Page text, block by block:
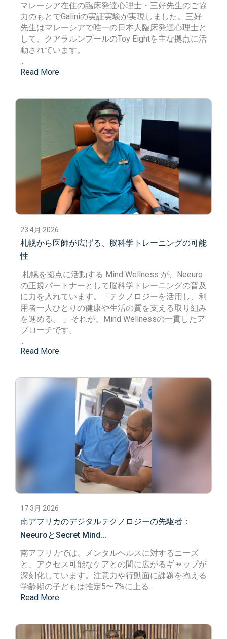
マレーシア在住の臨床発達心理士・三好先生のご協
力のもとでGaliniの実証実験が実現しました。三好
先生はマレーシアで唯一の日本人臨床発達心理士と
して、クアラルンプールのToy Eightを主な拠点に活
動されています。
...
Read More
23 4月 2026
札幌から医師が広げる、脳科学トレーニングの可能
性
札幌を拠点に活動する Mind Wellness が、Neeuro
の正規パートナーとして脳科学トレーニングの普及
に力を入れています。
「テクノロジーを活用し、利
用者一人ひとりの健康や生活の質を支える取り組み
を進める。 」それが、 Mind Wellnessの一貫したア
プローチです。
...
Read More
17 3月 2026
南アフリカのデジタルテクノロジーの先駆者：
NeeuroとSecret Mind...
南アフリカでは、メンタルヘルスに対するニーズ
と、アクセス可能なケアとの間に広がるギャップが
深刻化しています。 注意力や行動面に課題を抱える
学齢期の子どもは推定5〜7%に上る...
Read More